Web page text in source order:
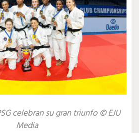
celebran su gran triunfo © EJU
Media